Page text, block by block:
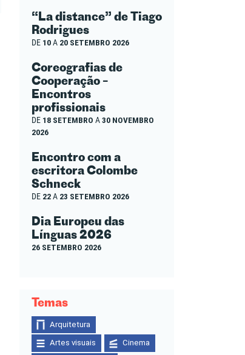
“La distance” de Tiago
Rodrigues
DE 10A 20 SETEMBRO 2026
Coreografias de
Cooperação –
Encontros
profissionais
DE 18 SETEMBRO A30 NOVEMBRO
2026
Encontro com a
escritora Colombe
Schneck
DE 22A 23 SETEMBRO 2026
Dia Europeu das
Línguas 2026
26 SETEMBRO 2026
Temas
Arquitetura
Artes visuais Cinema